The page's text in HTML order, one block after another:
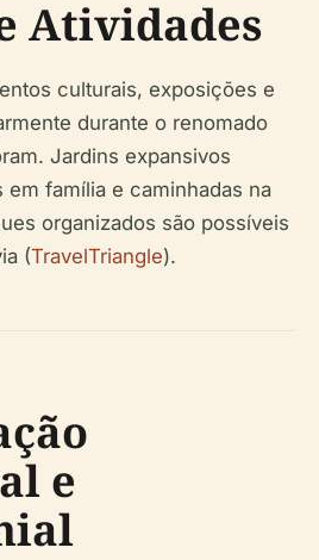
Atividades
culturais, exposições e
durante o renomado
Jardins expansivos
em família e caminhadas na
organizados são possíveis
(TravelTriangle).
e